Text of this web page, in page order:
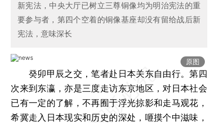
新宪法，中央大厅已树立三尊铜像均为明治宪法的重
要参与者，第四个空着的铜像基座却没有留给战后新
宪法，意味深长
原图
癸卯甲辰之交，笔者赴日本关东自由行。第四
次来到东瀛，亦是三度走访东京地区，对日本社会
已有一定的了解，不再囿于浮光掠影和走马观花，
希冀走入日本现实和历史的深处，咂摸个中滋味，